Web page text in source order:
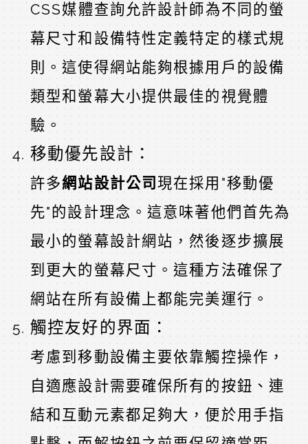
CSS媒體查詢允許設計師為不同的螢
幕尺寸和設備特性定義特定的樣式規
則。這使得網站能夠根據用戶的設備
類型和螢幕大小提供最佳的視覺體
驗。
移動優先設計：
許多網站設計公司現在採用"移動優
先"的設計理念。這意味著他們首先為
最小的螢幕設計網站，然後逐步擴展
到更大的螢幕尺寸。這種方法確保了
網站在所有設備上都能完美運行。
觸控友好的界面：
考慮到移動設備主要依靠觸控操作，
自適應設計需要確保所有的按鈕、連
結和互動元素都足夠大，便於用手指